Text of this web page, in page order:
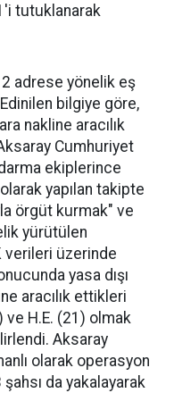
tutuklanarak
adrese yönelik eş
bilgiye göre,
nakline aracılık
Cumhuriyet
ekiplerince
yapılan takipte
örgüt kurmak" ve
yürütülen
verileri üzerinde
yasa dışı
aracılık ettikleri
ve H.E. (21) olmak
Aksaray
olarak operasyon
da yakalayarak